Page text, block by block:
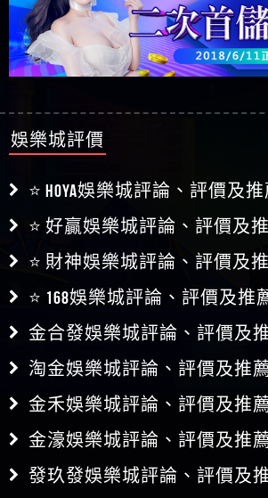
娛樂城評價
⭐ HOYA娛樂城評論、評價及
⭐ 好贏娛樂城評論、評價及
⭐ 財神娛樂城評論、評價及
⭐ 168娛樂城評論、評價及
金合發娛樂城評論、評價及
淘金娛樂城評論、評價及推
金禾娛樂城評論、評價及推
金濠娛樂城評論、評價及推
發玖發娛樂城評論、評價及